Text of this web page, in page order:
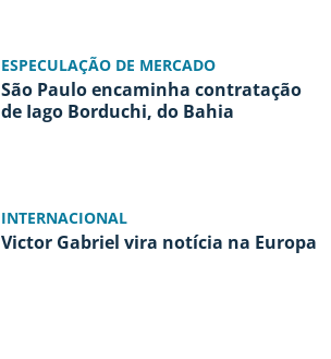
ESPECULAÇÃO DE MERCADO
São Paulo encaminha contratação
de Iago Borduchi, do Bahia
INTERNACIONAL
Victor Gabriel vira notícia na Europa